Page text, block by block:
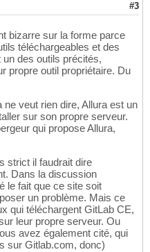
#3
bizarre sur la forme parce
téléchargeables et des
des outils précités,
propre outil propriétaire. Du
veut rien dire, Allura est un
sur son propre serveur.
qui propose Allura,
strict il faudrait dire
Dans la discussion
le fait que ce site soit
un problème. Mais ce
qui téléchargent GitLab CE,
leur propre serveur. Ou
avez également cité, qui
sur Gitlab.com, donc)